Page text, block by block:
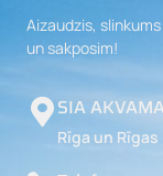
Aizaudzis,
un sakposim!
SIA
Rīga un